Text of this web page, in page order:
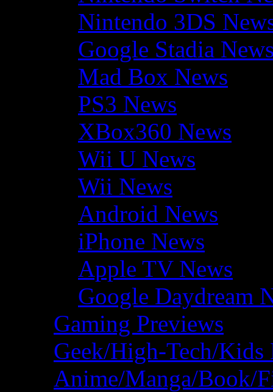
Nintendo 3DS
Google Stadia
Mad Box News
PS3 News
XBox360 News
Wii U News
Wii News
Android News
iPhone News
Apple TV News
Google Daydream
Gaming Previews
Geek/High-Tech/Kids
Anime/Manga/Book/